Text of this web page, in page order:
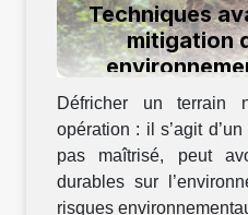
Techniques
mitigation
Défricher un terrain
opération : il s’agit
pas maîtrisé, peut
durables sur
risques